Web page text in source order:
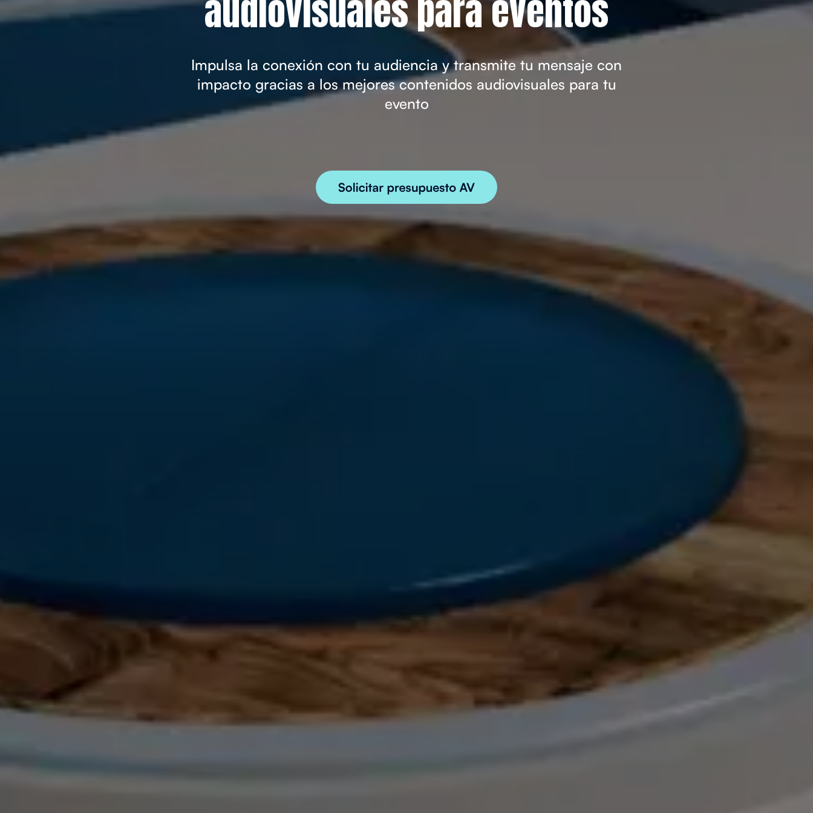
audiovisuales para eventos
Impulsa la conexión con tu audiencia y transmite tu mensaje con
impacto gracias a los mejores contenidos audiovisuales para tu
evento